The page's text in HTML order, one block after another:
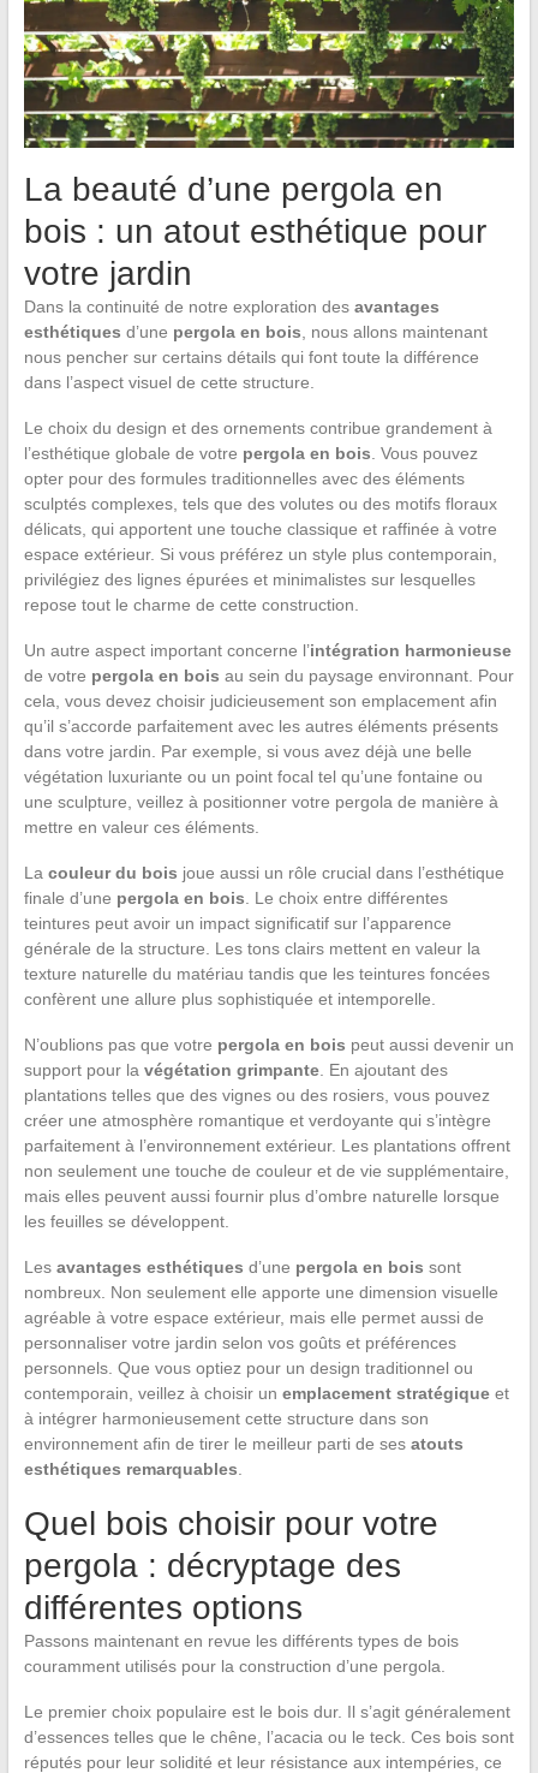
La beauté d’une pergola en
bois : un atout esthétique pour
votre jardin
Dans la continuité de notre exploration des avantages
esthétiques d’une pergola en bois , nous allons maintenant
nous pencher sur certains détails qui font toute la différence
dans l’aspect visuel de cette structure.
Le choix du design et des ornements contribue grandement à
l’esthétique globale de votre pergola en bois . Vous pouvez
opter pour des formules traditionnelles avec des éléments
sculptés complexes, tels que des volutes ou des motifs floraux
délicats, qui apportent une touche classique et raffinée à votre
espace extérieur. Si vous préférez un style plus contemporain,
privilégiez des lignes épurées et minimalistes sur lesquelles
repose tout le charme de cette construction.
Un autre aspect important concerne l’intégration harmonieuse
de votre pergola en bois au sein du paysage environnant. Pour
cela, vous devez choisir judicieusement son emplacement afin
qu’il s’accorde parfaitement avec les autres éléments présents
dans votre jardin. Par exemple, si vous avez déjà une belle
végétation luxuriante ou un point focal tel qu’une fontaine ou
une sculpture, veillez à positionner votre pergola de manière à
mettre en valeur ces éléments.
La couleur du bois joue aussi un rôle crucial dans l’esthétique
finale d’une pergola en bois . Le choix entre différentes
teintures peut avoir un impact significatif sur l’apparence
générale de la structure. Les tons clairs mettent en valeur la
texture naturelle du matériau tandis que les teintures foncées
confèrent une allure plus sophistiquée et intemporelle.
N’oublions pas que votre pergola en bois peut aussi devenir un
support pour la végétation grimpante. En ajoutant des
plantations telles que des vignes ou des rosiers, vous pouvez
créer une atmosphère romantique et verdoyante qui s’intègre
parfaitement à l’environnement extérieur. Les plantations offrent
non seulement une touche de couleur et de vie supplémentaire,
mais elles peuvent aussi fournir plus d’ombre naturelle lorsque
les feuilles se développent.
Les avantages esthétiques d’une pergola en bois sont
nombreux. Non seulement elle apporte une dimension visuelle
agréable à votre espace extérieur, mais elle permet aussi de
personnaliser votre jardin selon vos goûts et préférences
personnels. Que vous optiez pour un design traditionnel ou
contemporain, veillez à choisir un emplacement stratégiqueet
à intégrer harmonieusement cette structure dans son
environnement afin de tirer le meilleur parti de ses atouts
esthétiques remarquables
Quel bois choisir pour votre
pergola : décryptage des
différentes options
Passons maintenant en revue les différents types de bois
couramment utilisés pour la construction d’une pergola.
Le premier choix populaire est le bois dur. Il s’agit généralement
d’essences telles que le chêne, l’acacia ou le teck. Ces bois sont
réputés pour leur solidité et leur résistance aux intempéries, ce